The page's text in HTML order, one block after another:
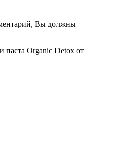
Вы должны
паста Organic Detox от